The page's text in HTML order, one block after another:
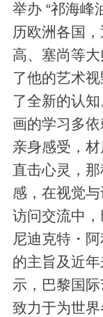
举办 “祁海峰
历欧洲各国
高、塞尚等
了他的艺术
了全新的认
画的学习多
亲身感受，
直击心灵，
感，在视觉与
访问交流中
尼迪克特・
的主旨及近
示，巴黎国
致力于为世